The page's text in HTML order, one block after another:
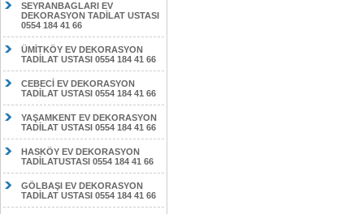
SEYRANBAGLARI EV
DEKORASYON TADİLAT USTASI
0554 184 41 66
ÜMİTKÖY EV DEKORASYON
TADİLAT USTASI 0554 184 41 66
CEBECİ EV DEKORASYON
TADİLAT USTASI 0554 184 41 66
YAŞAMKENT EV DEKORASYON
TADİLAT USTASI 0554 184 41 66
HASKÖY EV DEKORASYON
TADİLATUSTASI 0554 184 41 66
GÖLBAŞI EV DEKORASYON
TADİLAT USTASI 0554 184 41 66